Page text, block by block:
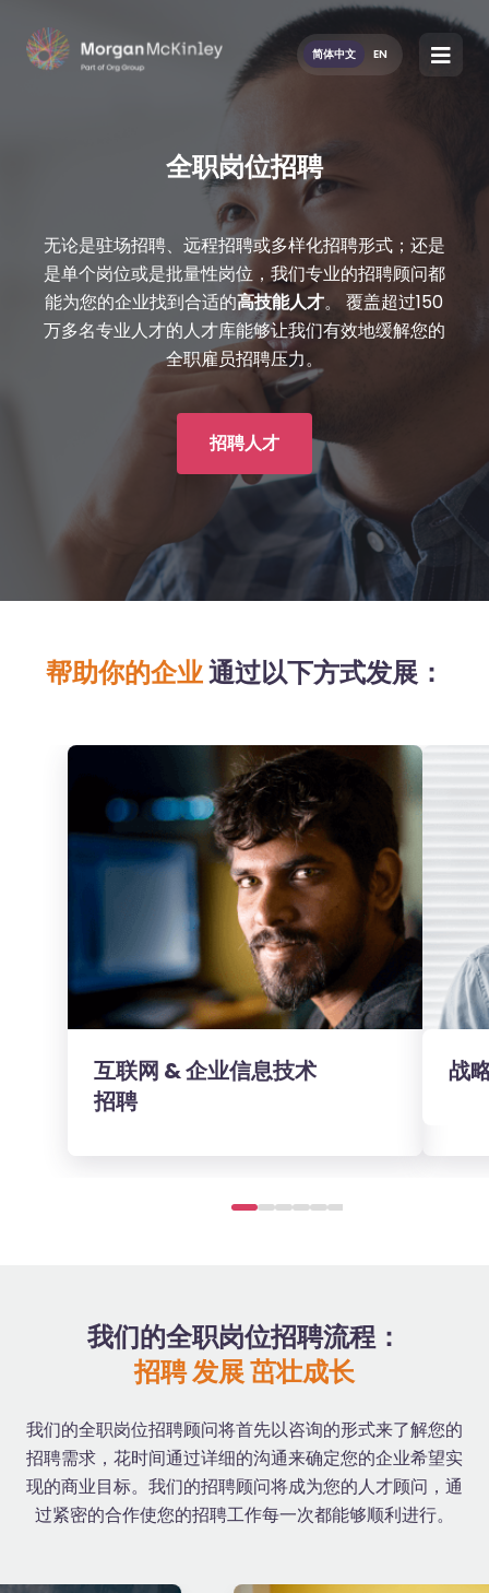
简体中文 EN
全职岗位招聘
无论是驻场招聘、远程招聘或多样化招聘形式；还是
是单个岗位或是批量性岗位，我们专业的招聘顾问都
能为您的企业找到合适的高技能人才。 覆盖超过150
万多名专业人才的人才库能够让我们有效地缓解您的
全职雇员招聘压力。
招聘人才
帮助你的企业通过以下方式发展：
互联网 & 企业信息技术
招聘
战
我们的全职岗位招聘流程：
招聘 发展 茁壮成长
我们的全职岗位招聘顾问将首先以咨询的形式来了解您的
招聘需求，花时间通过详细的沟通来确定您的企业希望实
现的商业目标。我们的招聘顾问将成为您的人才顾问，通
过紧密的合作使您的招聘工作每一次都能够顺利进行。